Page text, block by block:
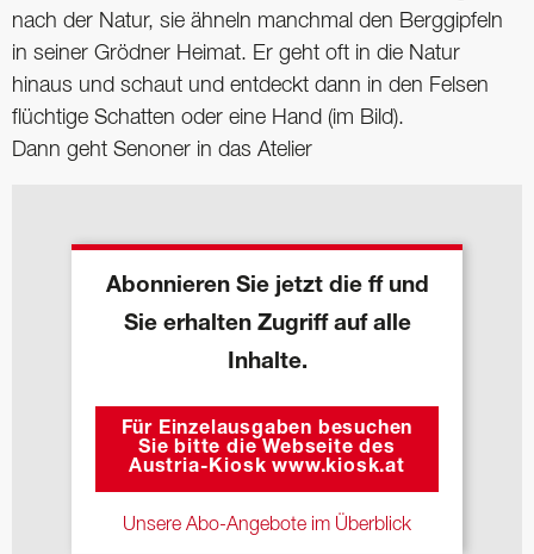
nach der Natur, sie ähneln manchmal den Berggipfeln
in seiner Grödner Heimat. Er geht oft in die Natur
hinaus und schaut und entdeckt dann in den Felsen
flüchtige Schatten oder eine Hand (im Bild).
Dann geht Senoner in das Atelier
Abonnieren Sie jetzt die ff und
Sie erhalten Zugriff auf alle
Inhalte.
Für Einzelausgaben besuchen
Sie bitte die Webseite des
Austria-Kiosk www.kiosk.at
Unsere Abo-Angebote im Überblick